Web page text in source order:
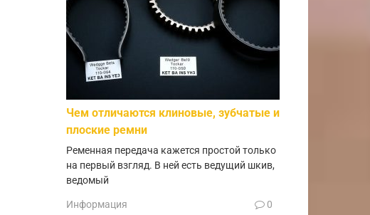
Чем отличаются клиновые, зубчатые и
плоские ремни
Ременная передача кажется простой только
на первый взгляд. В ней есть ведущий шкив,
ведомый
Информация 0